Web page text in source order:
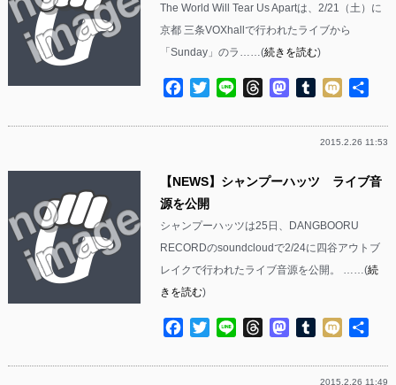
The World Will Tear Us Apartは、2/21（土）に
京都 三条VOXhallで行われたライブから
「Sunday」のラ……(続きを読む)
Facebook
TwitterLine ThreadsMastodon
Tumblr
Mixi
2015.2.26 11:53
【NEWS】シャンプーハッツ ライブ音
源を公開
シャンプーハッツは25日、DANGBOORU
RECORDのsoundcloudで2/24に四谷アウトブ
レイクで行われたライブ音源を公開。 ……(続
きを読む)
Facebook
TwitterLine ThreadsMastodon
Tumblr
Mixi
2015.2.26 11:49